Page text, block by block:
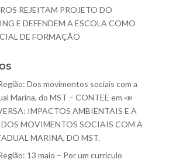
REJEITAM PROJETO DO
E DEFENDEM A ESCOLA COMO
DE FORMAÇÃO
Dos movimentos sociais com a
Marina, do MST – CONTEE em 📣
IMPACTOS AMBIENTAIS E A
MOVIMENTOS SOCIAIS COM A
MARINA, DO MST.
13 maio – Por um currículo